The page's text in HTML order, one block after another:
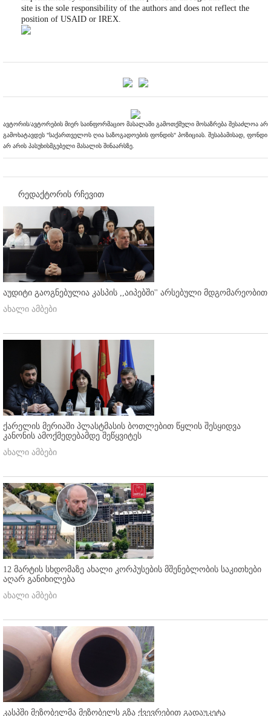
site is the sole responsibility of the authors and does not reflect the
position of USAID or IREX.
ავტორის/ავტორების მიერ საინფორმაციო მასალაში გამოთქმული მოსაზრება შესაძლოა არ
გამოხატავდეს "საქართველოს ღია საზოგადოების ფონდის" პოზიციას. შესაბამისად, ფონდი
არ არის პასუხისმგებელი მასალის შინაარსზე.
რედაქტორის რჩევით
აუდიტი გაოგნებულია კასპის ,,აიპებში'' არსებული მდგომარეობით
ახალი ამბები
ქარელის მერიაში პლასტმასის ბოთლებით წყლის შესყიდვა
კანონის ამოქმედებამდე შეწყვიტეს
ახალი ამბები
12 მარტის სხდომაზე ახალი კორპუსების მშენებლობის საკითხები
აღარ განიხილება
ახალი ამბები
კასპში მეზობელმა მეზობელს გზა ქვევრებით გადაუკეტა